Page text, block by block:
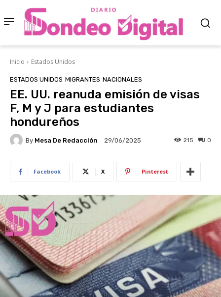
Inicio Estados Unidos
ESTADOS UNIDOS MIGRANTES NACIONALES
EE. UU. reanuda emisión de visas
F, M y J para estudiantes
hondureños
By Mesa De Redacción 29/06/2025 0
215
Facebook X Pinterest